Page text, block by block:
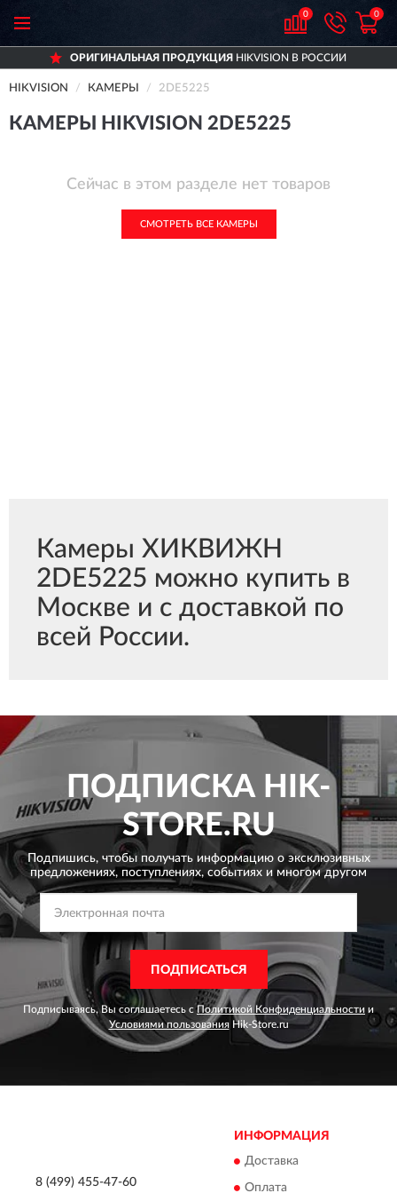
0 0
ОРИГИНАЛЬНАЯ ПРОДУКЦИЯ HIKVISION В РОССИИ
HIKVISION КАМЕРЫ 2DE5225
КАМЕРЫ HIKVISION 2DE5225
Сейчас в этом разделе нет товаров
СМОТРЕТЬ ВСЕ КАМЕРЫ
Камеры ХИКВИЖН
2DE5225 можно купить в
Москве и с доставкой по
всей России.
ПОДПИСКА HIK-
STORE.RU
Подпишись, чтобы получать информацию о эксклюзивных
предложениях, поступлениях, событиях и многом другом
ПОДПИСАТЬСЯ
Подписываясь, Вы соглашаетесь сПолитикой Конфиденциальности и
Условиями пользованияHik-Store.ru
8 (499) 455-47-60
ИНФОРМАЦИЯ
Доставка
Оплата